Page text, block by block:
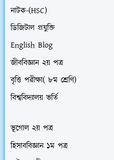
নাটক-(HSC)
ডিজিটাল প্রযুক্তি
English Blog
জীববিজ্ঞান ২য় পত্র
বৃত্তি পরীক্ষা( ৮ম শ্রেণি)
বিশ্ববিদ্যালয় ভর্তি
ভূগোল ২য় পত্র
হিসাববিজ্ঞান ১ম পত্র